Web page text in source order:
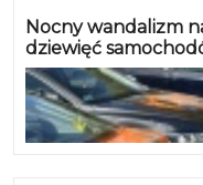
Nocny wandalizm
dziewięć